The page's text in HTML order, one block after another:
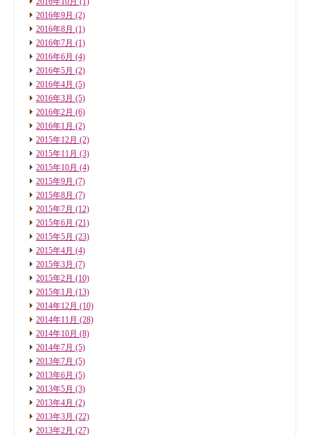
2016年9月 (2)
2016年8月 (1)
2016年7月 (1)
2016年6月 (4)
2016年5月 (2)
2016年4月 (5)
2016年3月 (5)
2016年2月 (6)
2016年1月 (2)
2015年12月 (2)
2015年11月 (3)
2015年10月 (4)
2015年9月 (7)
2015年8月 (7)
2015年7月 (12)
2015年6月 (21)
2015年5月 (23)
2015年4月 (4)
2015年3月 (7)
2015年2月 (10)
2015年1月 (13)
2014年12月 (10)
2014年11月 (28)
2014年10月 (8)
2014年7月 (5)
2013年7月 (5)
2013年6月 (5)
2013年5月 (3)
2013年4月 (2)
2013年3月 (22)
2013年2月 (27)